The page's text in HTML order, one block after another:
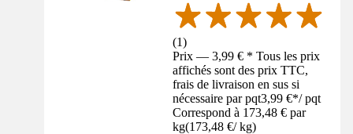
(1)
Prix — 3,99 € * Tous les prix
affichés sont des prix TTC,
frais de livraison en sus si
nécessaire par pqt3,99 €*/ pqt
Correspond à 173,48 € par
kg(173,48 €/ kg)